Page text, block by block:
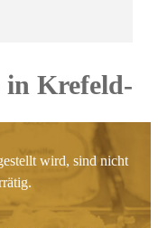
in Krefeld-
wird, sind nicht